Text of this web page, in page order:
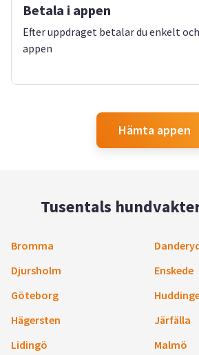
Betala i appen
Efter uppdraget betalar du enkelt
appen
Hämta appen
Tusentals
Bromma
Djursholm
Enskede
Göteborg
Hägersten
Järfälla
Lidingö
Malmö